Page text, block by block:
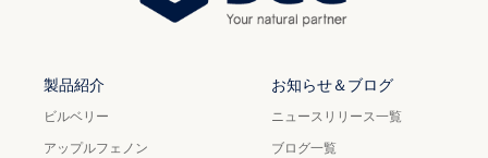
製品紹介
ビルベリー
アップルフェノン
お知らせ＆ブログ
ニュースリリース一覧
ブログ一覧